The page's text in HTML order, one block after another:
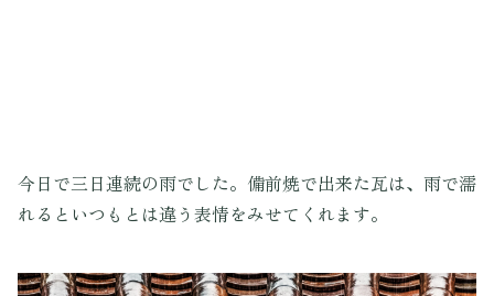
今日で三日連続の雨でした。備前焼で出来た瓦は、雨で濡
れるといつもとは違う表情をみせてくれます。